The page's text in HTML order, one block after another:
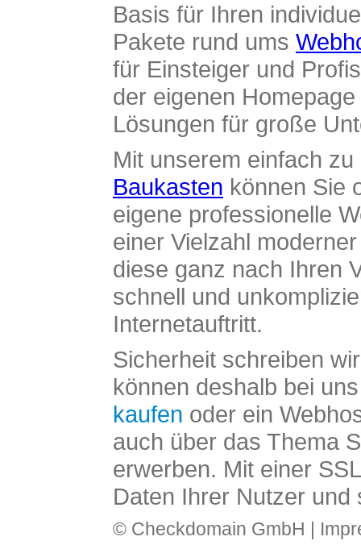
Basis für Ihren
Pakete rund ums
für Einsteiger und
der eigenen
Lösungen für große
Mit unserem einfach
Baukasten können Sie
eigene professionelle
einer Vielzahl
diese ganz nach Ihren
schnell und
Internetauftritt.
Sicherheit schreiben
können deshalb bei
kaufen oder ein
auch über das Thema
erwerben. Mit einer
Daten Ihrer Nutzer und
© Checkdomain GmbH |